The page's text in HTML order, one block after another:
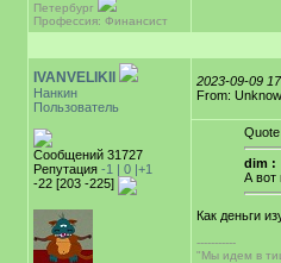
Петербург
Профессия: Финансист
IVANVELIKII
Нанкин
Пользователь
Сообщений 31727
Репутация -1 | 0 |+1
-22 [203 -225]
2023-09-09
From:
Quote
dim :
А вот
Как деньги
-----------
"Мы идем в